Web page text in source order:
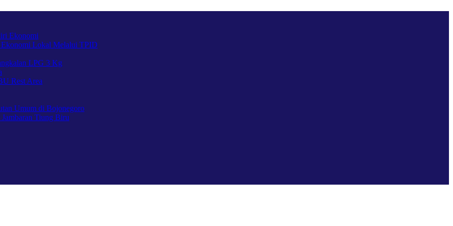
Ekonomi
Ekonomi Lokal Melalui TPID
LPG 3 Kg
Rest Area
Umum di Bojonegoro
Tiung Biru